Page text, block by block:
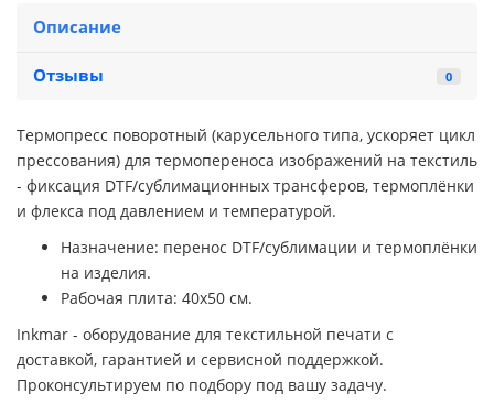
Описание
Отзывы 0
Термопресс поворотный (карусельного типа, ускоряет цикл
прессования) для термопереноса изображений на текстиль
- фиксация DTF/сублимационных трансферов, термоплёнки
и флекса под давлением и температурой.
Назначение: перенос DTF/сублимации и термоплёнки
на изделия.
Рабочая плита: 40x50 см.
Inkmar - оборудование для текстильной печати с
доставкой, гарантией и сервисной поддержкой.
Проконсультируем по подбору под вашу задачу.